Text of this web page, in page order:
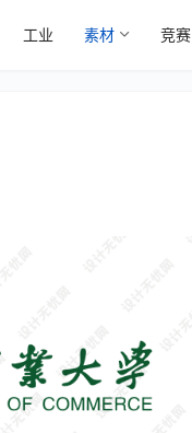
工业 素材 竞赛